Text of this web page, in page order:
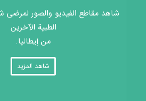
شاهد مقاطع الفيديو والصور لمرضى
الطبية الآخرين
من إيطاليا.
شاهد المزيد